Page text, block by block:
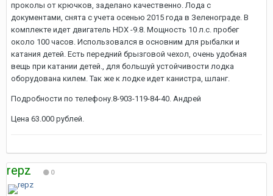
проколы от крючков, заделано качественно. Лода с
документами, снята с учета осенью 2015 года в Зеленограде. В
комплекте идет двигатель HDX -9.8. Мощность 10 л.с. пробег
около 100 часов. Использовался в основним для рыбалки и
катания детей. Есть передний брызговой чехол, очень удобная
вещь при катании детей., для большуй устойчивости лодка
оборудована килем. Так же к лодке идет канистра, шланг.
Подробности по телефону.8-903-119-84-40. Андрей
Цена 63.000 рублей.
repz 0